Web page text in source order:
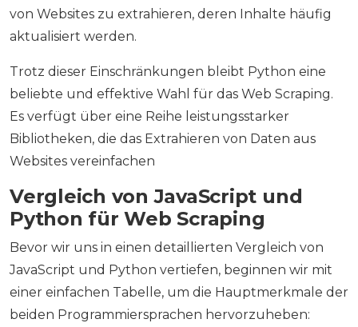
von Websites zu extrahieren, deren Inhalte häufig
aktualisiert werden.
Trotz dieser Einschränkungen bleibt Python eine
beliebte und effektive Wahl für das Web Scraping.
Es verfügt über eine Reihe leistungsstarker
Bibliotheken, die das Extrahieren von Daten aus
Websites vereinfachen
Vergleich von JavaScript und
Python für Web Scraping
Bevor wir uns in einen detaillierten Vergleich von
JavaScript und Python vertiefen, beginnen wir mit
einer einfachen Tabelle, um die Hauptmerkmale der
beiden Programmiersprachen hervorzuheben: